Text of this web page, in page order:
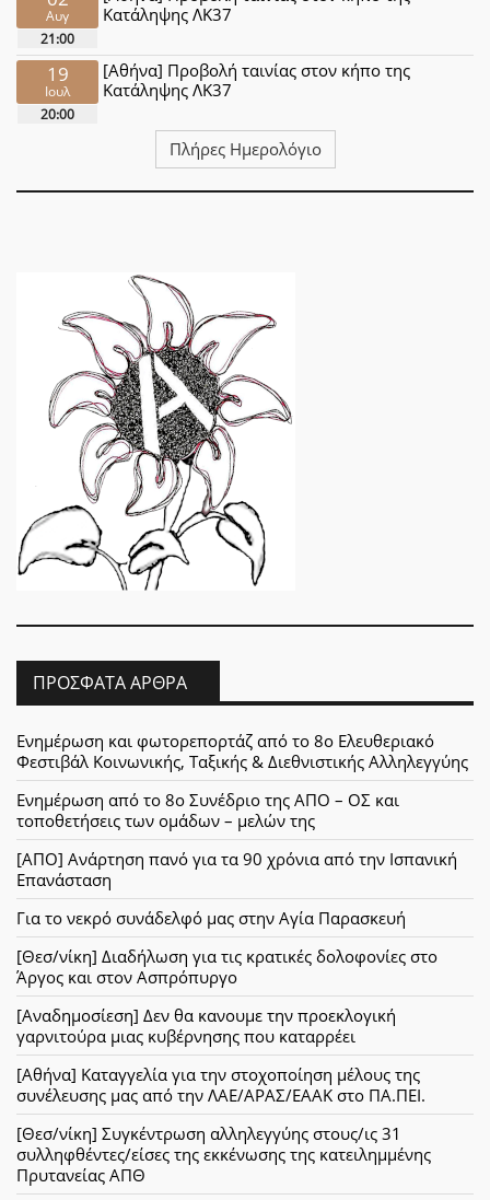
Αυγ
21:00
Κατάληψης ΛΚ37
19
Ιουλ
20:00
[Αθήνα] Προβολή ταινίας στον κήπο της
Κατάληψης ΛΚ37
Πλήρες Ημερολόγιο
ΠΡΌΣΦΑΤΑ ΆΡΘΡΑ
Ενημέρωση και φωτορεπορτάζ από το 8ο Ελευθεριακό
Φεστιβάλ Κοινωνικής, Ταξικής & Διεθνιστικής Αλληλεγγύης
Ενημέρωση από το 8ο Συνέδριο της ΑΠΟ – ΟΣ και
τοποθετήσεις των ομάδων – μελών της
[ΑΠΟ] Ανάρτηση πανό για τα 90 χρόνια από την Ισπανική
Επανάσταση
Για το νεκρό συνάδελφό μας στην Αγία Παρασκευή
[Θεσ/νίκη] Διαδήλωση για τις κρατικές δολοφονίες στο
Άργος και στον Ασπρόπυργο
[Αναδημοσίεση] Δεν θα κανουμε την προεκλογική
γαρνιτούρα μιας κυβέρνησης που καταρρέει
[Αθήνα] Καταγγελία για την στοχοποίηση μέλους της
συνέλευσης μας από την ΛΑΕ/ΑΡΑΣ/ΕΑΑΚ στο ΠΑ.ΠΕΙ.
[Θεσ/νίκη] Συγκέντρωση αλληλεγγύης στους/ις 31
συλληφθέντες/είσες της εκκένωσης της κατειλημμένης
Πρυτανείας ΑΠΘ